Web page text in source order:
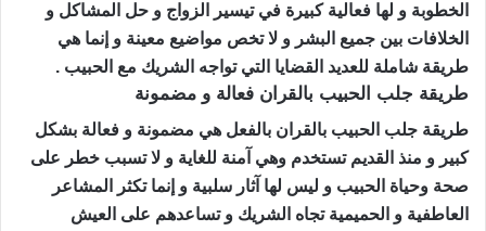
الخطوبة و لها فعالية كبيرة في تيسير الزواج و حل المشاكل و
الخلافات بين جميع البشر و لا تخص مواضيع معينة و إنما هي
طريقة شاملة للعديد القضايا التي تواجه الشريك مع الحبيب .
طريقة جلب الحبيب بالقران فعالة و مضمونة
طريقة جلب الحبيب بالقران بالفعل هي مضمونة و فعالة بشكل
كبير و منذ القديم تستخدم وهي آمنة للغاية و لا تسبب خطر على
صحة وحياة الحبيب و ليس لها آثار سلبية و إنما تكثر المشاعر
العاطفية و الحميمية تجاه الشريك و تساعدهم على العيش